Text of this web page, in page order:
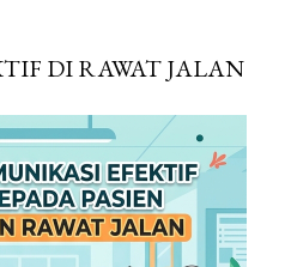
DI RAWAT JALAN